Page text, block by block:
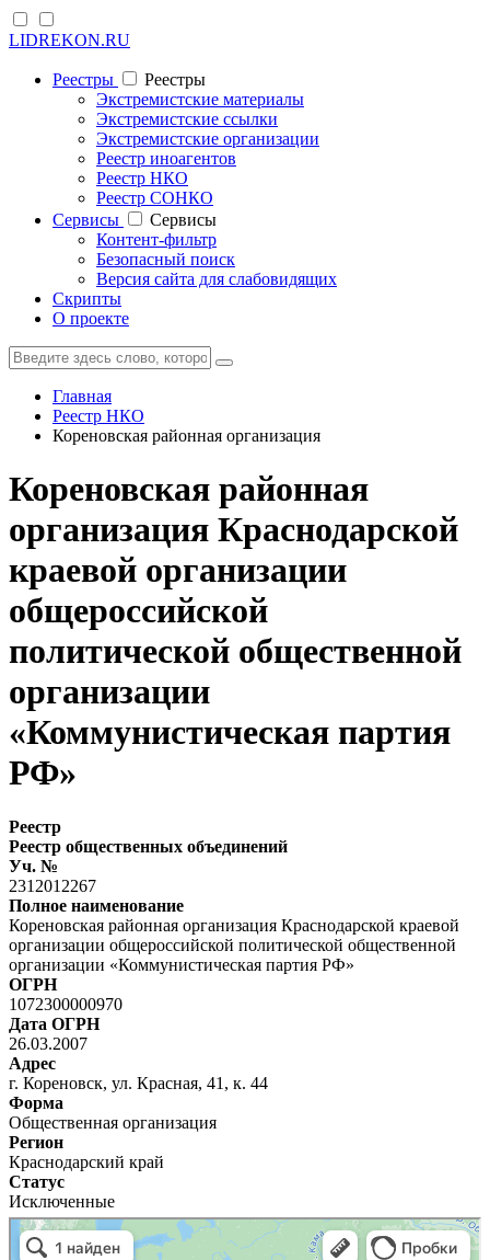
LIDREKON.RU
Реестры
Реестры
Экстремистские материалы
Экстремистские ссылки
Экстремистские организации
Реестр иноагентов
Реестр НКО
Реестр СОНКО
Cервисы
Cервисы
Контент-фильтр
Безопасный поиск
Версия сайта для слабовидящих
Скрипты
О проекте
Главная
Реестр НКО
Кореновская районная организация
Кореновская районная
организация Краснодарской
краевой организации
общероссийской
политической общественной
организации
«Коммунистическая партия
РФ»
Реестр
Реестр общественных объединений
Уч. №
2312012267
Полное наименование
Кореновская районная организация Краснодарской краевой
организации общероссийской политической общественной
организации «Коммунистическая партия РФ»
ОГРН
1072300000970
Дата ОГРН
26.03.2007
Адрес
г. Кореновск, ул. Красная, 41, к. 44
Форма
Общественная организация
Регион
Краснодарский край
Статус
Исключенные